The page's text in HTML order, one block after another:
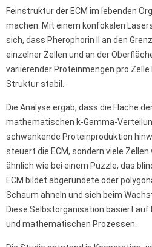
Feinstruktur der ECM im lebenden
machen. Mit einem konfokalen
sich, dass Pherophorin II an den
einzelner Zellen und an der
variierender Proteinmengen pro
Struktur stabil.
Die Analyse ergab, dass die Fläche
mathematischen k-Gamma-
schwankende Proteinproduktion
steuert die ECM, sondern viele
ähnlich wie bei einem Puzzle, das
ECM bildet abgerundete oder
Schaum ähneln und sich beim
Diese Selbstorganisation basiert auf
und mathematischen Prozessen.